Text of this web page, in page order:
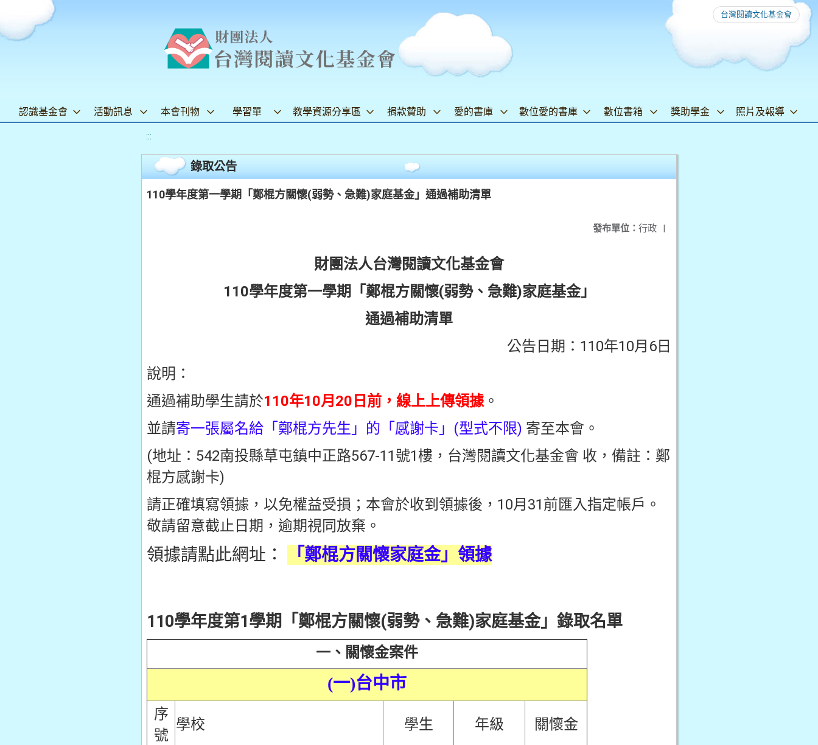
台灣閱讀文化基金會
認識基金會 活動訊息 本會刊物 學習單 教學資源分享區 捐款贊助 愛的書庫 數位愛的書庫 數位書箱 獎助學金 照片及報導
:::
錄取公告
110學年度第一學期「鄭棍方關懷(弱勢、急難)家庭基金」通過補助清單
發布單位： 行政 |
財團法人台灣閱讀文化基金會
110學年度第一學期「鄭棍方關懷(弱勢、急難)家庭基金」
通過補助清單
公告日期：110年10月6日
說明：
通過補助學生請於110年10月20日前，線上上傳領據。
並請寄一張屬名給「鄭棍方先生」的「感謝卡」(型式不限) 寄至本會。
(地址：542南投縣草屯鎮中正路567-11號1樓，台灣閱讀文化基金會 收，備註：鄭
棍方感謝卡)
請正確填寫領據，以免權益受損；本會於收到領據後，10月31前匯入指定帳戶。
敬請留意截止日期，逾期視同放棄。
領據請點此網址： 「鄭棍方關懷家庭金」領據
110學年度第1學期「鄭棍方關懷(弱勢、急難)家庭基金」錄取名單
一、關懷金案件
(一)台中市
序
號
學校 學生 年級 關懷金